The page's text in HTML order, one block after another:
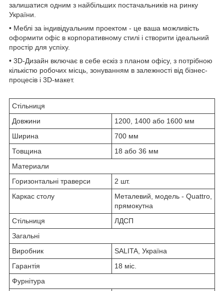
залишатися одним з найбільших постачальників на ринку
України.
• Меблі за індивідуальним проектом - це ваша можливість
оформити офіс в корпоративному стилі і створити ідеальний
простір для успіху.
• 3D-Дизайн включає в себе ескіз з планом офісу, з потрібною
кількістю робочих місць, зонуванням в залежності від бізнес-
процесів і 3D-макет.
Стільниця
Довжини
1200, 1400 або 1600 мм
Ширина
700 мм
Товщина
18 або 36 мм
Материали
Горизонтальні траверси
2 шт.
Каркас столу
Металевий, модель - Quattro,
прямокутна
Стільниця
ЛДСП
Загальні
Виробник
SALITA, Україна
Гарантія
18 міс.
Фурнітура